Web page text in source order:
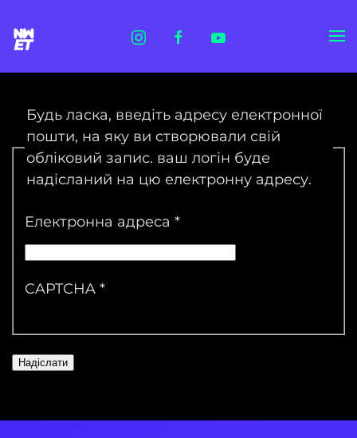
Skip to main content
Будь ласка, введіть адресу електронної
пошти, на яку ви створювали свій
обліковий запис. ваш логін буде
надісланий на цю електронну адресу.
Електронна адреса *
CAPTCHA*
Надіслати